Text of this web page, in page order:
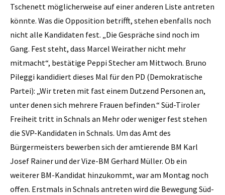
Tschenett möglicherweise auf einer anderen Liste antreten
könnte. Was die Opposition betrifft, stehen ebenfalls noch
nicht alle Kandidaten fest. „Die Gespräche sind noch im
Gang. Fest steht, dass Marcel Weirather nicht mehr
mitmacht“, bestätige Peppi Stecher am Mittwoch. Bruno
Pileggi kandidiert dieses Mal für den PD (Demokratische
Partei): „Wir treten mit fast einem Dutzend Personen an,
unter denen sich mehrere Frauen befinden.“ Süd-Tiroler
Freiheit tritt in Schnals an Mehr oder weniger fest stehen
die SVP-Kandidaten in Schnals. Um das Amt des
Bürgermeisters bewerben sich der amtierende BM Karl
Josef Rainer und der Vize-BM Gerhard Müller. Ob ein
weiterer BM-Kandidat hinzukommt, war am Montag noch
offen. Erstmals in Schnals antreten wird die Bewegung Süd-